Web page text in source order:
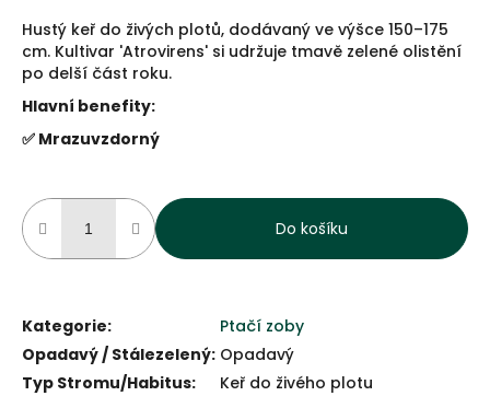
Do košíku
Hustý keř do živých plotů, dodávaný ve výšce 150–175
cm. Kultivar 'Atrovirens' si udržuje tmavě zelené olistění
po delší část roku.
Hlavní benefity:
✅ Mrazuvzdorný
Kategorie:
Ptačí zoby
Opadavý / Stálezelený: Opadavý
Typ Stromu/Habitus:
Keř do živého plotu